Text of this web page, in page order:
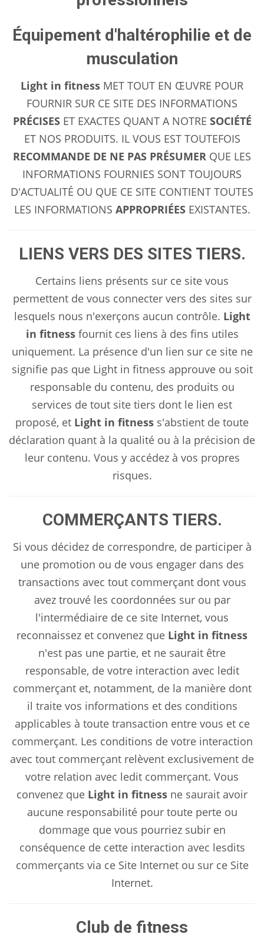
Équipement d'haltérophilie et de
musculation
Light in fitness MET TOUT EN ŒUVRE POUR
FOURNIR SUR CE SITE DES INFORMATIONS
PRÉCISESET EXACTES QUANT A NOTRE SOCIÉTÉ
ET NOS PRODUITS. IL VOUS EST TOUTEFOIS
RECOMMANDE DE NE PAS PRÉSUMER QUE LES
INFORMATIONS FOURNIES SONT TOUJOURS
D'ACTUALITÉ OU QUE CE SITE CONTIENT TOUTES
LES INFORMATIONS APPROPRIÉESEXISTANTES.
LIENS VERS DES SITES TIERS.
Certains liens présents sur ce site vous
permettent de vous connecter vers des sites sur
lesquels nous n'exerçons aucun contrôle. Light
in fitnessfournit ces liens à des fins utiles
uniquement. La présence d'un lien sur ce site ne
signifie pas que Light in fitness approuve ou soit
responsable du contenu, des produits ou
services de tout site tiers dont le lien est
proposé, et Light in fitness s'abstient de toute
déclaration quant à la qualité ou à la précision de
leur contenu. Vous y accédez à vos propres
risques.
COMMERÇANTS TIERS.
Si vous décidez de correspondre, de participer à
une promotion ou de vous engager dans des
transactions avec tout commerçant dont vous
avez trouvé les coordonnées sur ou par
l'intermédiaire de ce site Internet, vous
reconnaissez et convenez que Light in fitness
n'est pas une partie, et ne saurait être
responsable, de votre interaction avec ledit
commerçant et, notamment, de la manière dont
il traite vos informations et des conditions
applicables à toute transaction entre vous et ce
commerçant. Les conditions de votre interaction
avec tout commerçant relèvent exclusivement de
votre relation avec ledit commerçant. Vous
convenez que Light in fitness ne saurait avoir
aucune responsabilité pour toute perte ou
dommage que vous pourriez subir en
conséquence de cette interaction avec lesdits
commerçants via ce Site Internet ou sur ce Site
Internet.
Club de fitness